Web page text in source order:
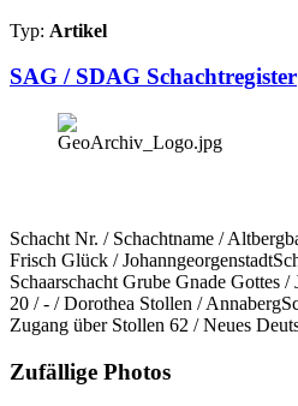
Typ: Artikel
SAG / SDAG Schachtregister
Schacht Nr. / Schachtname /
Frisch Glück /
Schaarschacht Grube Gnade Gottes /
20 / - / Dorothea Stollen /
Zugang über Stollen 62 / Neues
Zufällige Photos